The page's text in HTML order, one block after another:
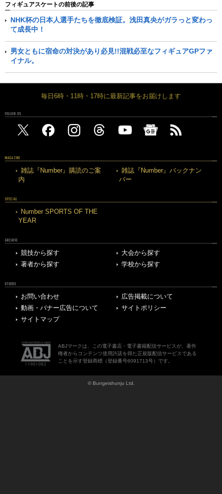
フィギュアスケートの前後の記事
NHK杯の日本人選手たちを徹底検証。浅田真央がガラっと変わっ
て成長中！
男女ともに宿命の対決があり必見!!混戦必至なフィギュアGPファ
イナル。
毎日6時・11時・17時に最新記事をお届けします
FOLLOW US
MAGAZINE
雑誌『Number』購読のご案
内
雑誌『Number』バックナン
バー
SPECIAL
Number SPORTS OF THE
YEAR
ARCHIVE
競技から探す
大会から探す
著者から探す
学校から探す
OTHERS
お問い合わせ
広告掲載について
動画・バナー広告について
サイトポリシー
サイトマップ
ABJマークは、この電子書店・電子書籍配信サービスが、著作
権者からコンテンツ使用許諾を得た正規版配信サービスである
ことを示す登録商標（登録番号6091713号）です。
© Bungeishunju Ltd.